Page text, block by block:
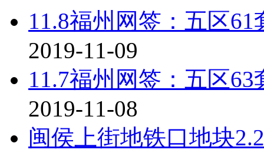
11.8福州网签：五区
2019-11-09
11.7福州网签：五区
2019-11-08
闽侯上街地铁口地块